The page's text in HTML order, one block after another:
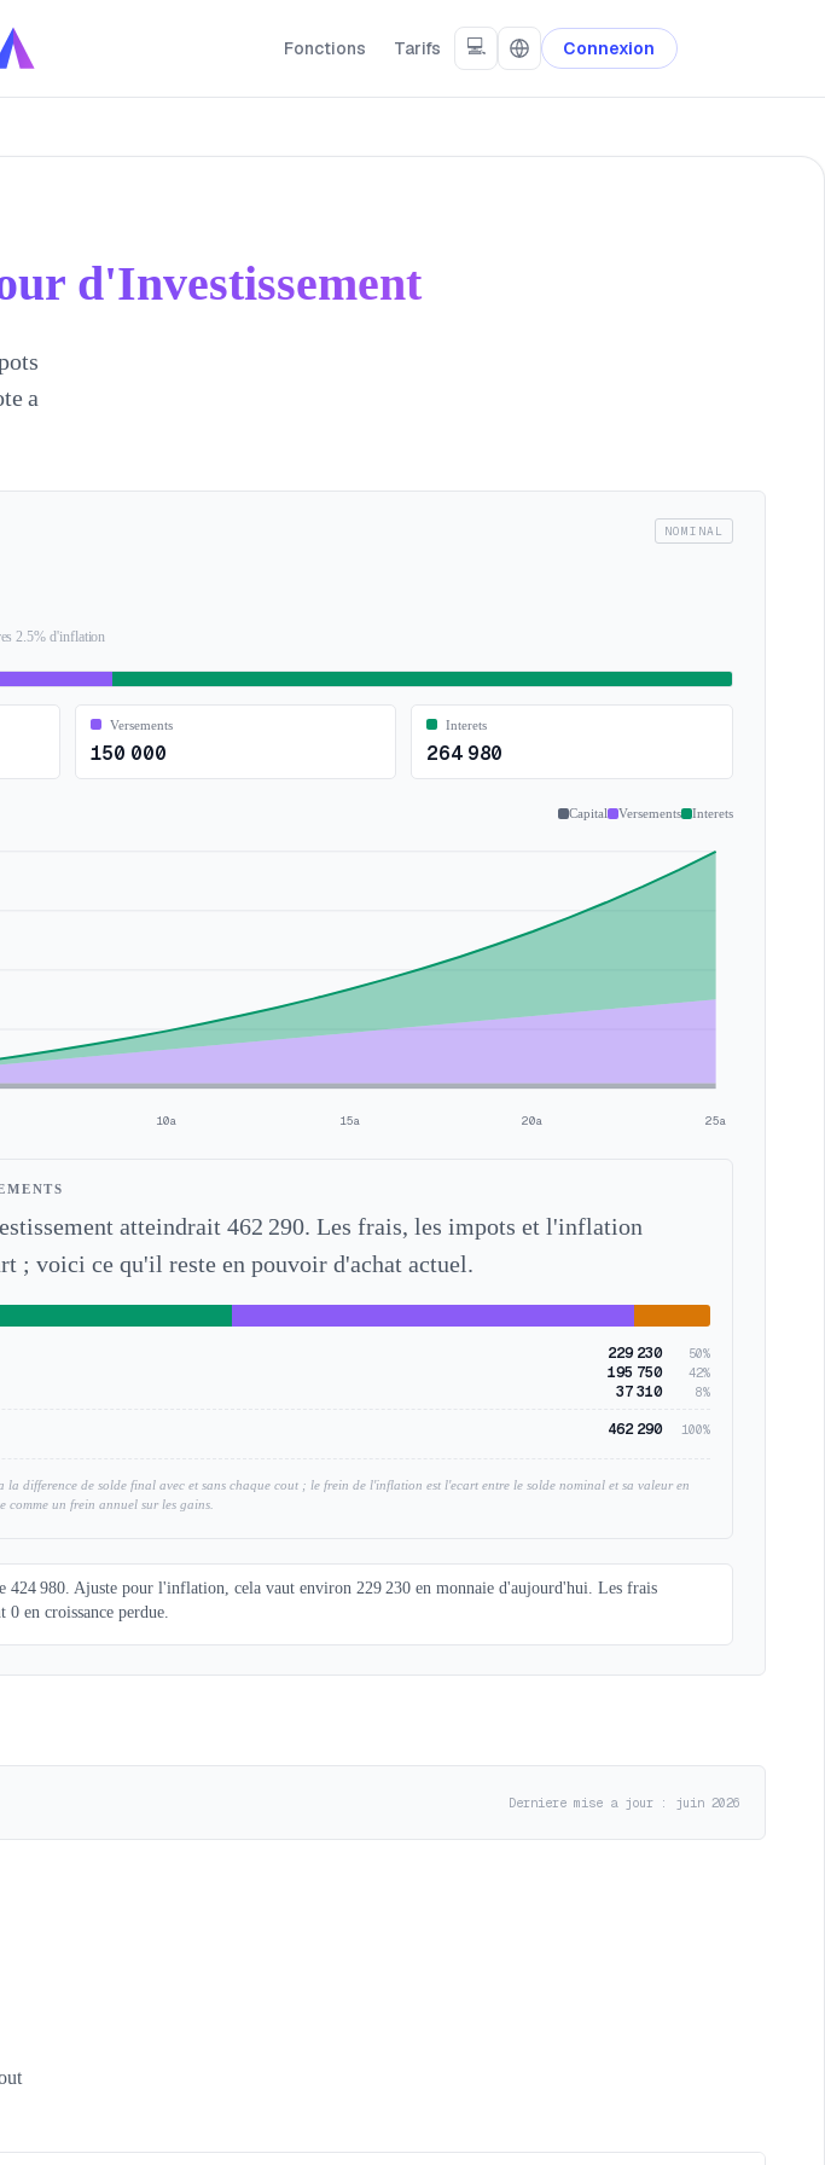
Fonctions Tarifs 💻 Connexion
d'Investissement
a
NOMINAL
2.5% d'inflation
Versements
150 000
Interets
264 980
Capital Versements Interets
10a 15a 20a 25a
atteindrait 462 290. Les frais, les impots et l'inflation
; voici ce qu'il reste en pouvoir d'achat actuel.
229 230 50%
195 750 42%
37 310 8%
462 290 100%
la difference de solde final avec et sans chaque cout ; le frein de l'inflation est l'ecart entre le solde nominal et sa valeur en
un frein annuel sur les gains.
424 980. Ajuste pour l'inflation, cela vaut environ 229 230 en monnaie d'aujourd'hui. Les frais
0 en croissance perdue.
Derniere mise a jour : juin 2026